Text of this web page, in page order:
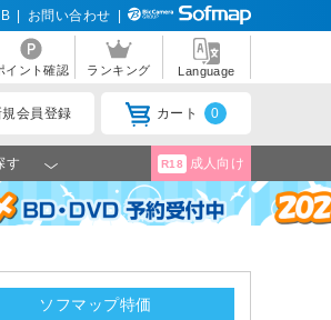
お問い合わせ
イント確認 ランキング Language
規会員登録 カート 0
す R18 成人向け
ソフマップ特価